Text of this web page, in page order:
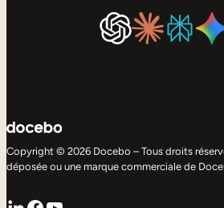
Copyright © 2026 Docebo – Tous droits
déposée ou une marque commerciale de
LinkedIn